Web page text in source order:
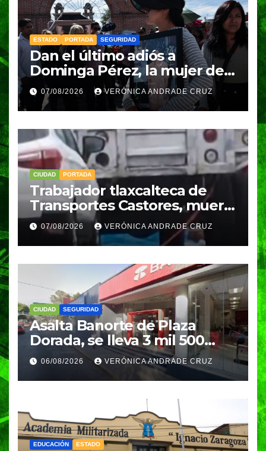
ESTADO PORTADA SEGURIDAD
Dan el último adiós a
Dominga Pérez, la mujer de
83 años asesinada durante
un asalto en Amozoc
07/08/2026 VERÓNICA ANDRADE CRUZ
CIUDAD PORTADA
Trabajador tlaxcalteca de
Transportes Castores, muere
aplastado por azulejos en
Puebla
07/08/2026 VERÓNICA ANDRADE CRUZ
CIUDAD SEGURIDAD
Asalta Banorte de Plaza
Dorada, se lleva 3 mil 500
pesos
06/08/2026 VERÓNICA ANDRADE CRUZ
EDUCACIÓN ESTADO